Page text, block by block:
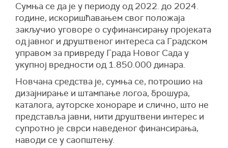
Сумња се да је у периоду од 2022. до 2024.
године, искоришћавањем свог положаја
закључио уговоре о суфинансирању пројеката
од јавног и друштвеног интереса са Градском
управом за привреду Града Новог Сада у
укупној вредности од 1.850.000 динара.
Новчана средства је, сумња се, потрошио на
дизајнирање и штампање логоа, брошура,
каталога, ауторске хонораре и слично, што не
представља јавни, нити друштвени интерес и
супротно је сврси наведеног финансирања,
наводи се у саопштењу.